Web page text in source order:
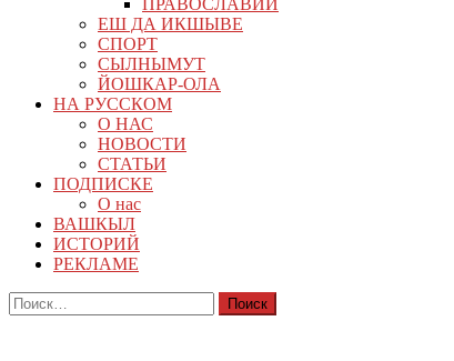
ЕШ ДА ИКШЫВЕ
СПОРТ
СЫЛНЫМУТ
ЙОШКАР-ОЛА
НА РУССКОМ
О НАС
НОВОСТИ
СТАТЬИ
ПОДПИСКЕ
О нас
ВАШКЫЛ
ИСТОРИЙ
РЕКЛАМЕ
Найти: